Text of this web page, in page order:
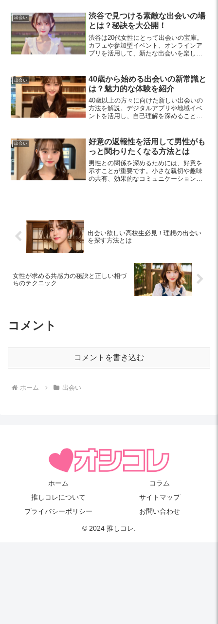
出会い
渋谷で見つける素敵な出会いの場
とは？秘訣を大公開！
渋谷は20代女性にとって出会いの宝庫。
カフェや参加型イベント、オンラインア
プリを活用して、新たな出会いを楽しむ
う。
出会い
40歳から始める出会いの新常識と
は？魅力的な体験を紹介
40歳以上の方々に向けた新しい出会いの
方法を解説。デジタルアプリや地域イベ
ントを活用し、自己理解を深めることで
出会い
好意の返報性を活用して男性がも
っと関わりたくなる方法とは
男性との関係を深めるためには、好意を
示すことが重要です。小さな親切や趣味
の共有、効果的なコミュニケーションを
出会い欲しい高校生必見！理想の出会い
を探す方法とは
女性が求める共感力の秘訣と正しい相づ
ちのテクニック
コメント
コメントを書き込む
ホーム 出会い
ホーム
コラム
推しコレについて
サイトマップ
プライバシーポリシー
お問い合わせ
© 2024 推しコレ.